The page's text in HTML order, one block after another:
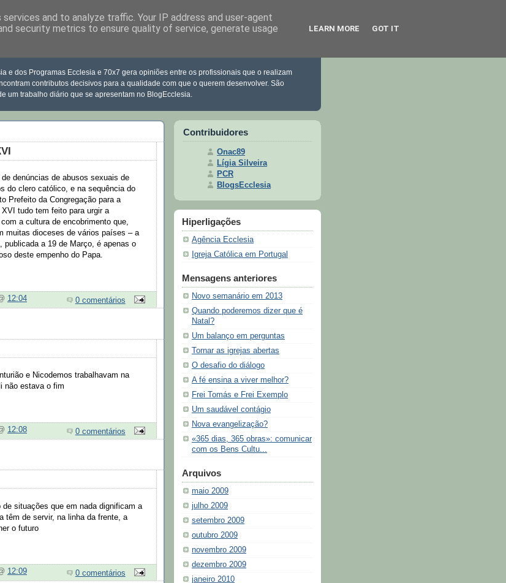
e dos Programas Ecclesia e 70x7 gera opiniões entre os profissionais que o realizam
contributos decisivos para a qualidade com que o querem desenvolver. São
um trabalho diário que se apresentam no BlogEcclesia.
denúncias de abusos sexuais de
do clero católico, e na sequência do
Prefeito da Congregação para a
tudo tem feito para urgir a
a cultura de encobrimento que,
muitas dioceses de vários países – a
publicada a 19 de Março, é apenas o
deste empenho do Papa.
12:04 0 comentários
e Nicodemos trabalhavam na
não estava o fim
12:08 0 comentários
situações que em nada dignificam a
têm de servir, na linha da frente, a
o futuro
12:09 0 comentários
Contribuidores
Onac89
Lígia Silveira
PCR
BlogsEcclesia
Hiperligações
Agência Ecclesia
Igreja Católica em Portugal
Mensagens anteriores
Novo semanário em 2013
Quando poderemos dizer que é
Natal?
Um balanço em perguntas
Tornar as igrejas abertas
O desafio do diálogo
A fé ensina a viver melhor?
Frei Tomás e Frei Exemplo
Um saudável contágio
Nova evangelização?
«365 dias, 365 obras»: comunicar
com os Bens Cultu...
Arquivos
maio 2009
julho 2009
setembro 2009
outubro 2009
novembro 2009
dezembro 2009
janeiro 2010
and to analyze traffic. Your IP address and user-agent
security metrics to ensure quality of service, generate usage
LEARN MORE GOT IT